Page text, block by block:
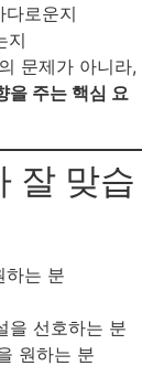
로운지
지
문제가 아니라,
을 주는 핵심 요
잘 맞습
하는 분
을 선호하는 분
원하는 분